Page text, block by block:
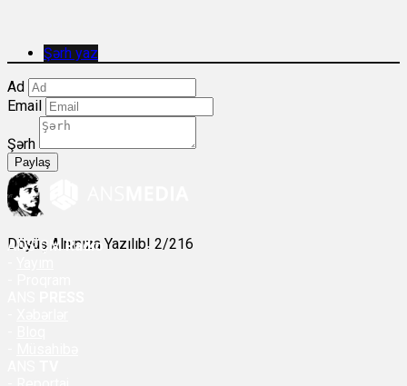
Şərh yaz
Ad
Email
Şərh
Paylaş
Döyüş Alnınıza Yazılıb! 2/216
ANSÇM Radio